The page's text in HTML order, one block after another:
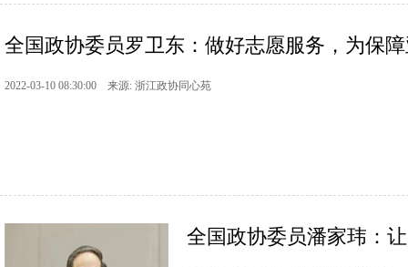
全国政协委员罗卫东：做好志愿服务，为保
2022-03-10 08:30:00 来源: 浙江政协同心苑
全国政协委员潘家玮：